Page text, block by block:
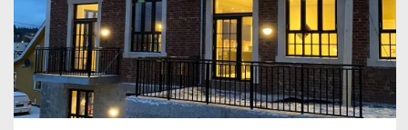
Pro-Vertikal Sort Spilerrekkverk